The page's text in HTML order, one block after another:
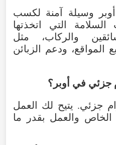
وسيلة آمنة لكسب
السلامة التي اتخذتها
والركاب، مثل
المواقع، ودعم الزبائن
جزئي في أوبر؟
جزئي. يتيح لك العمل
والعمل بقدر ما